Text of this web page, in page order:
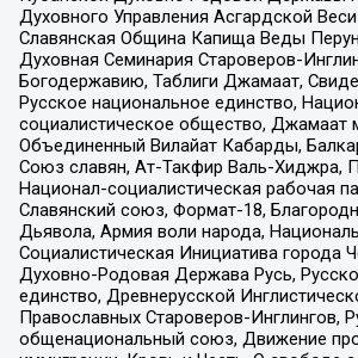
Духовного Управления Асгардской
Славянская Община Капища Веды
Духовная Семинария Староверов-
Богодержавию, Таблиги Джамаат,
Русское национальное единство,
социалистическое общество, Джамаат
Объединенный Вилайат Кабарды,
Союз славян, Ат-Такфир Валь-Хиджра,
Национал-социалистическая рабочая
Славянский союз, Формат-18,
Дьявола, Армия воли народа,
Социалистическая Инициатива города
Духовно-Родовая Держава Русь,
единство, Древнерусской
Православных Староверов-Инглингов,
общенациональный союз, Движение